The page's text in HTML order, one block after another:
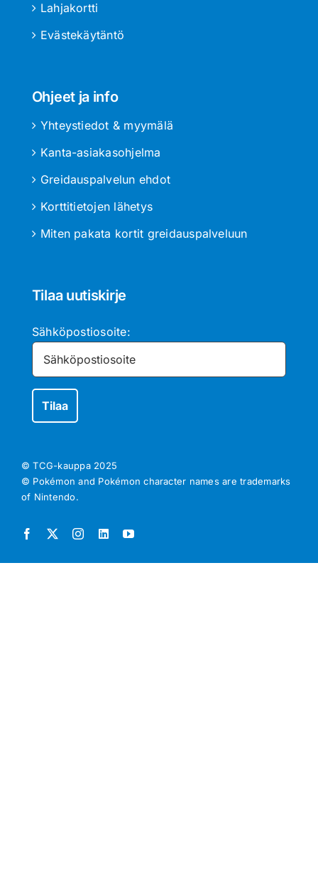
Lahjakortti
Evästekäytäntö
Ohjeet ja info
Yhteystiedot & myymälä
Kanta-asiakasohjelma
Greidauspalvelun ehdot
Korttitietojen lähetys
Miten pakata kortit greidauspalveluun
Tilaa uutiskirje
Sähköpostiosoite:
© TCG-kauppa 2025
© Pokémon and Pokémon character names are trademarks
of Nintendo.